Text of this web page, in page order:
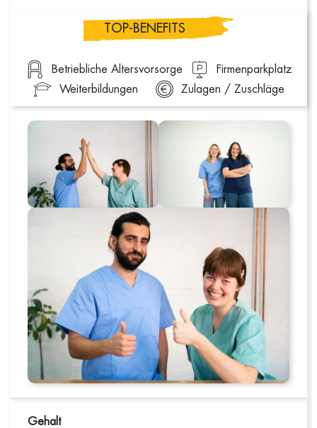
TOP-BENEFITS
Betriebliche Altersvorsorge
Firmenparkplatz
Weiterbildungen
Zulagen / Zuschläge
Gehalt